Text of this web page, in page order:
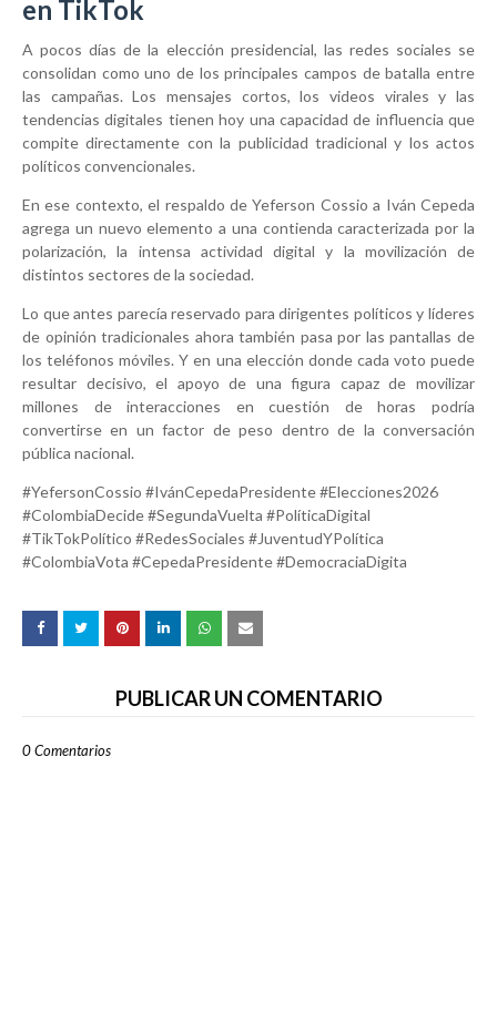
en TikTok
A pocos días de la elección presidencial, las redes sociales se
consolidan como uno de los principales campos de batalla entre
las campañas. Los mensajes cortos, los videos virales y las
tendencias digitales tienen hoy una capacidad de influencia que
compite directamente con la publicidad tradicional y los actos
políticos convencionales.
En ese contexto, el respaldo de Yeferson Cossio a Iván Cepeda
agrega un nuevo elemento a una contienda caracterizada por la
polarización, la intensa actividad digital y la movilización de
distintos sectores de la sociedad.
Lo que antes parecía reservado para dirigentes políticos y líderes
de opinión tradicionales ahora también pasa por las pantallas de
los teléfonos móviles. Y en una elección donde cada voto puede
resultar decisivo, el apoyo de una figura capaz de movilizar
millones de interacciones en cuestión de horas podría
convertirse en un factor de peso dentro de la conversación
pública nacional.
#YefersonCossio #IvánCepedaPresidente #Elecciones2026
#ColombiaDecide #SegundaVuelta #PolíticaDigital
#TikTokPolítico #RedesSociales #JuventudYPolítica
#ColombiaVota #CepedaPresidente #DemocraciaDigita
PUBLICAR UN COMENTARIO
0 Comentarios